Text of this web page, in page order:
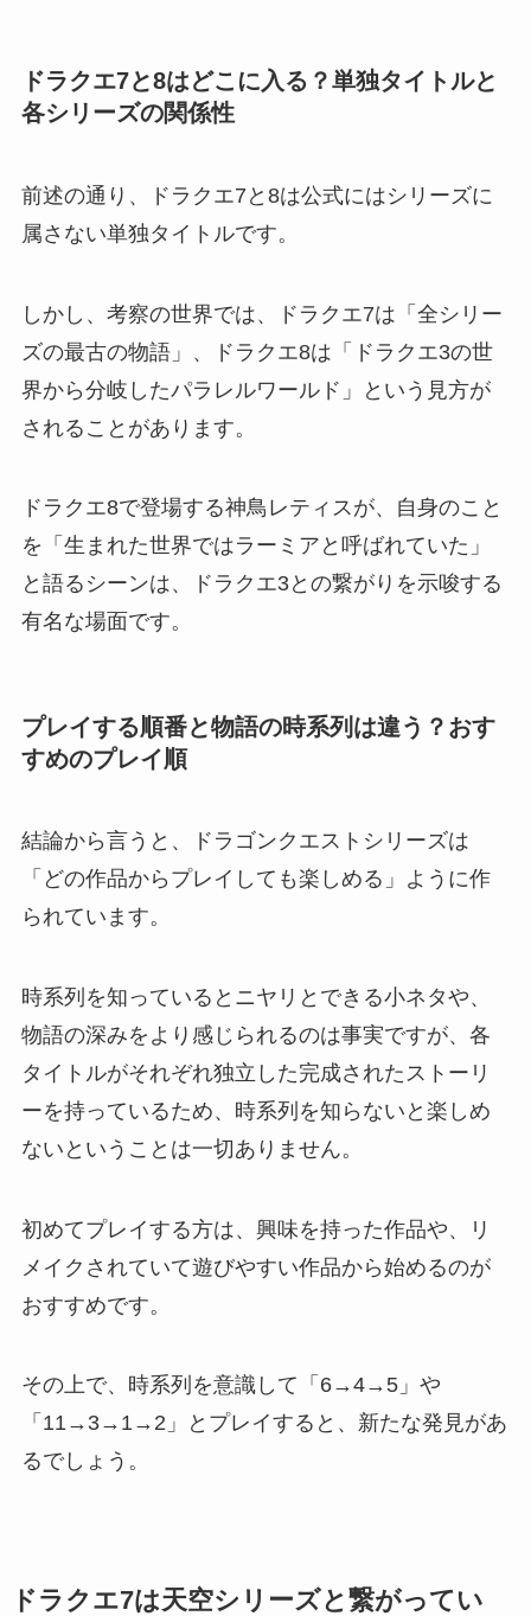
ドラクエ7と8はどこに入る？単独タイトルと
各シリーズの関係性
前述の通り、ドラクエ7と8は公式にはシリーズに
属さない単独タイトルです。
しかし、考察の世界では、ドラクエ7は「全シリー
ズの最古の物語」、ドラクエ8は「ドラクエ3の世
界から分岐したパラレルワールド」という見方が
されることがあります。
ドラクエ8で登場する神鳥レティスが、自身のこと
を「生まれた世界ではラーミアと呼ばれていた」
と語るシーンは、ドラクエ3との繋がりを示唆する
有名な場面です。
プレイする順番と物語の時系列は違う？おす
すめのプレイ順
結論から言うと、ドラゴンクエストシリーズは
「どの作品からプレイしても楽しめる」ように作
られています。
時系列を知っているとニヤリとできる小ネタや、
物語の深みをより感じられるのは事実ですが、各
タイトルがそれぞれ独立した完成されたストーリ
ーを持っているため、時系列を知らないと楽しめ
ないということは一切ありません。
初めてプレイする方は、興味を持った作品や、リ
メイクされていて遊びやすい作品から始めるのが
おすすめです。
その上で、時系列を意識して「6→4→5」や
「11→3→1→2」とプレイすると、新たな発見があ
るでしょう。
ドラクエ7は天空シリーズと繋がってい